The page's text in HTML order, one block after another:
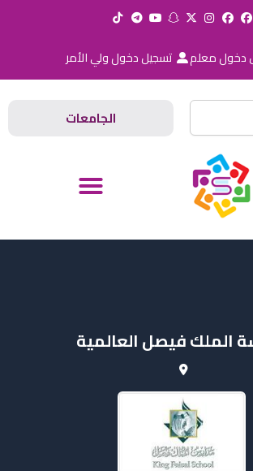
دخول معلم تسجيل دخول ولي الأمر
الجامعات
الملك فيصل العالمية